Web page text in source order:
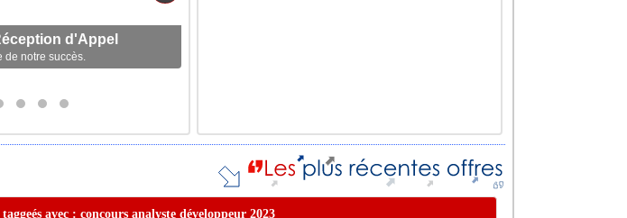
d'Appel
de notre succès.
avec : concours analyste développeur 2023